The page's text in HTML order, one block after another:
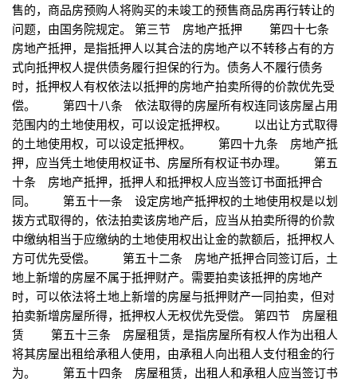
售的，商品房预购人将购买的未竣工的预售商品房再行转让的
问题，由国务院规定。 第三节 房地产抵押 第四十七条
房地产抵押，是指抵押人以其合法的房地产以不转移占有的方
式向抵押权人提供债务履行担保的行为。债务人不履行债务
时，抵押权人有权依法以抵押的房地产拍卖所得的价款优先受
偿。 第四十八条 依法取得的房屋所有权连同该房屋占用
范围内的土地使用权，可以设定抵押权。 以出让方式取得
的土地使用权，可以设定抵押权。 第四十九条 房地产抵
押，应当凭土地使用权证书、房屋所有权证书办理。 第五
十条 房地产抵押，抵押人和抵押权人应当签订书面抵押合
同。 第五十一条 设定房地产抵押权的土地使用权是以划
拨方式取得的，依法拍卖该房地产后，应当从拍卖所得的价款
中缴纳相当于应缴纳的土地使用权出让金的款额后，抵押权人
方可优先受偿。 第五十二条 房地产抵押合同签订后，土
地上新增的房屋不属于抵押财产。需要拍卖该抵押的房地产
时，可以依法将土地上新增的房屋与抵押财产一同拍卖，但对
拍卖新增房屋所得，抵押权人无权优先受偿。 第四节 房屋租
赁 第五十三条 房屋租赁，是指房屋所有权人作为出租人
将其房屋出租给承租人使用，由承租人向出租人支付租金的行
为。 第五十四条 房屋租赁，出租人和承租人应当签订书